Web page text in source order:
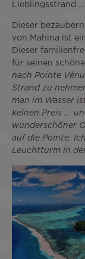
Lieblingsstrand
Dieser
von Mahina ist
Dieser
für seinen
nach Pointe
Strand zu
man im Wasser
keinen Preis ...
wunderschöner
auf die Pointe.
Leuchtturm in